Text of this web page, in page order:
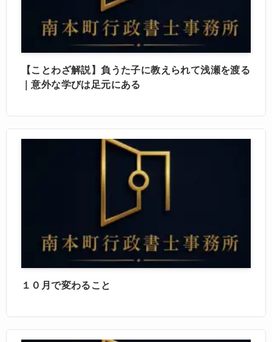
【ことわざ解説】負うた子に教えられて浅瀬を渡る
｜意外な学びは足元にある
１０月で変わること